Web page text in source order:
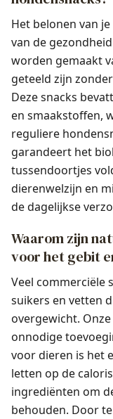
Het belonen van
van de
worden gemaakt
geteeld zijn
Deze snacks
en smaakstoffen,
reguliere
garandeert het
tussendoortjes
dierenwelzijn en
de dagelijkse
Waarom zijn
voor het gebit
Veel commerciële
suikers en vetten
overgewicht.
onnodige
voor dieren is het
letten op de
ingrediënten om
behouden. Door